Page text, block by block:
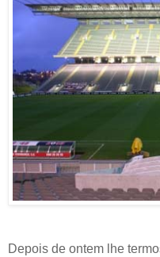
Depois de ontem lhe